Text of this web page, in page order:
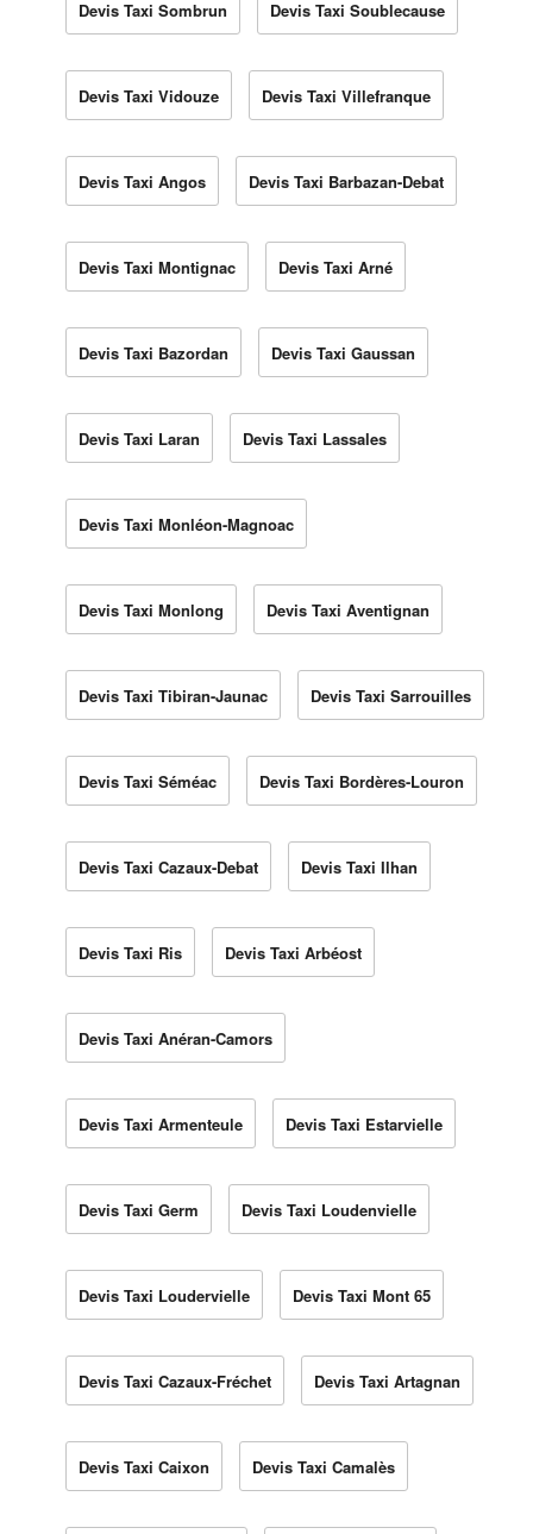
Devis Taxi Sombrun Devis Taxi Soublecause
Devis Taxi Vidouze Devis Taxi Villefranque
Devis Taxi Angos Devis Taxi Barbazan-Debat
Devis Taxi Montignac Devis Taxi Arné
Devis Taxi Bazordan Devis Taxi Gaussan
Devis Taxi Laran Devis Taxi Lassales
Devis Taxi Monléon-Magnoac
Devis Taxi Monlong Devis Taxi Aventignan
Devis Taxi Tibiran-Jaunac Devis Taxi Sarrouilles
Devis Taxi Séméac Devis Taxi Bordères-Louron
Devis Taxi Cazaux-Debat Devis Taxi Ilhan
Devis Taxi Ris Devis Taxi Arbéost
Devis Taxi Anéran-Camors
Devis Taxi Armenteule Devis Taxi Estarvielle
Devis Taxi Germ Devis Taxi Loudenvielle
Devis Taxi Loudervielle Devis Taxi Mont 65
Devis Taxi Cazaux-Fréchet Devis Taxi Artagnan
Devis Taxi Caixon Devis Taxi Camalès